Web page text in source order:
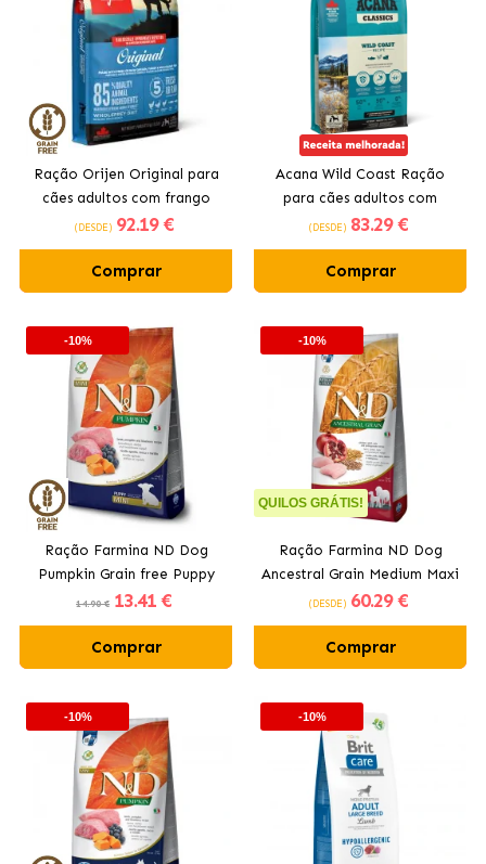
Ração Orijen Original para
cães adultos com frango
(DESDE) 92.19 €
Comprar
Acana Wild Coast Ração
para cães adultos com
salmão
(DESDE) 83.29 €
Comprar
-10%
Ração Farmina ND Dog
Pumpkin Grain free Puppy
Mini para cães com cordeiro
14.90 € 13.41 €
Comprar
-10%
QUILOS GRÁTIS!
Ração Farmina ND Dog
Ancestral Grain Medium Maxi
para cães com frango
(DESDE) 60.29 €
Comprar
-10% -10%